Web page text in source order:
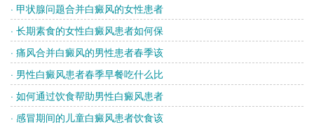
· 甲状腺问题合并白癜风的女性患者
· 长期素食的女性白癜风患者如何保
· 痛风合并白癜风的男性患者春季该
· 男性白癜风患者春季早餐吃什么比
· 如何通过饮食帮助男性白癜风患者
· 感冒期间的儿童白癜风患者饮食该